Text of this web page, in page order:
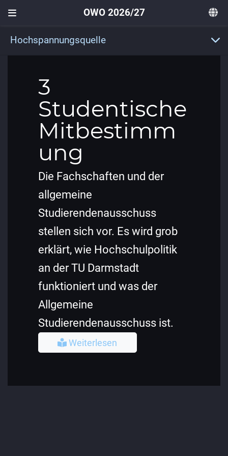
OWO 2026/27
Hochspannungsquelle
3
Studentische
Mitbestimm
ung
Die Fachschaften und der
allgemeine
Studierendenausschuss
stellen sich vor. Es wird grob
erklärt, wie Hochschulpolitik
an der TU Darmstadt
funktioniert und was der
Allgemeine
Studierendenausschuss ist.
Weiterlesen